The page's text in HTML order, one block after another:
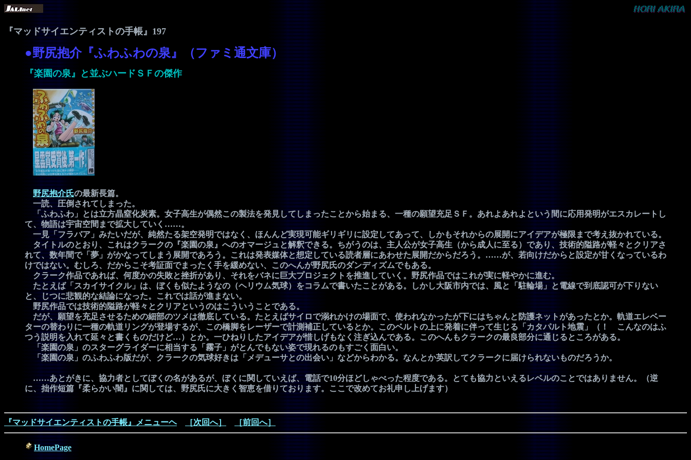
『マッドサイエンティストの手帳』197
●野尻抱介『ふわふわの泉』（ファミ通文庫）
『楽園の泉』と並ぶハードＳＦの傑作
野尻抱介氏の最新長篇。
一読、圧倒されてしまった。
「ふわふわ」とは立方晶窒化炭素。女子高生が偶然この製法を発見してしまったことから始まる、一種の願望充足ＳＦ。あれよあれよという間に応用発明がエスカレートし
て、物語は宇宙空間まで拡大していく……。
一見「フラバア」みたいだが、純然たる架空発明ではなく、ほんんど実現可能ギリギリに設定してあって、しかもそれからの展開にアイデアが極限まで考え抜かれている。
タイトルのとおり、これはクラークの『楽園の泉』へのオマージュと解釈できる。ちがうのは、主人公が女子高生（から成人に至る）であり、技術的隘路が軽々とクリアさ
れて、数年間で「夢」がかなってしまう展開であろう。これは発表媒体と想定している読者層にあわせた展開だからだろう。……が、若向けだからと設定が甘くなっているわ
けではない。むしろ、だからこそ考証面でまったく手を緩めない、このへんが野尻氏のダンディズムでもある。
クラーク作品であれば、何度かの失敗と挫折があり、それをバネに巨大プロジェクトを推進していく。野尻作品ではこれが実に軽やかに進む。
たとえば「スカイサイクル」は、ぼくも似たようなの（ヘリウム気球）をコラムで書いたことがある。しかし大阪市内では、風と「駐輪場」と電線で到底認可が下りない
と、じつに悲観的な結論になった。これでは話が進まない。
野尻作品では技術的隘路が軽々とクリアというのはこういうことである。
だが、願望を充足させるための細部のツメは徹底している。たとえばサイロで溺れかけの場面で、使われなかったが下にはちゃんと防護ネットがあったとか。軌道エレベー
ターの替わりに一種の軌道リングが登場するが、この橋脚をレーザーで計測補正しているとか。このベルトの上に発着に伴って生じる「カタパルト地震」（！ こんなのはふ
つう説明を入れて延々と書くものだけど…）とか。一ひねりしたアイデアが惜しげもなく注ぎ込んである。このへんもクラークの最良部分に通じるところがある。
「楽園の泉」のスターグライダーに相当する「霧子」がとんでもない姿で現れるのもすごく面白い。
「楽園の泉」のふわふわ版だが、クラークの気球好きは「メデューサとの出会い」などからわかる。なんとか英訳してクラークに届けられないものだろうか。
……あとがきに、協力者としてぼくの名があるが、ぼくに関していえば、電話で10分ほどしゃべった程度である。とても協力といえるレベルのことではありません。（逆
に、拙作短篇『柔らかい闇』に関しては、野尻氏に大きく智恵を借りております。ここで改めてお礼申し上げます）
『マッドサイエンティストの手帳』メニューヘ ［次回へ］ ［前回へ］
HomePage